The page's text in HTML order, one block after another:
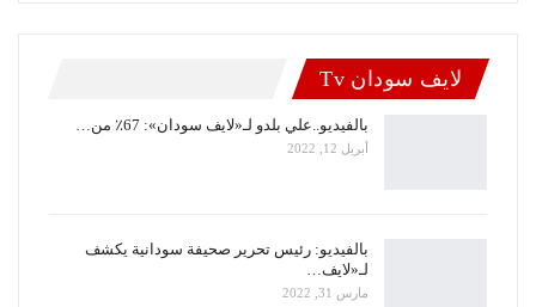
لايف سودان Tv
بالفيديو..علي بلدو لـ«لايف سودان»: 67٪ من…
أبريل 12, 2022
بالفيديو: رئيس تحرير صحيفة سودانية يكشف
لـ«لايف…
مارس 31, 2022